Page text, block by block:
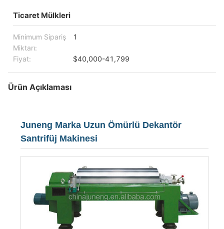
Ticaret Mülkleri
Minimum Sipariş
Miktarı:
1
Fiyat: $40,000-41,799
Ürün Açıklaması
Juneng Marka Uzun Ömürlü Dekantör
Santrifüj Makinesi